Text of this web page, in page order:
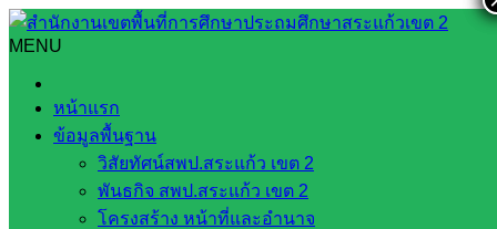
Skip
to
content
MENU
หน้าแรก
ข้อมูลพื้นฐาน
วิสัยทัศน์สพป.สระแก้ว เขต 2
พันธกิจ สพป.สระแก้ว เขต 2
โครงสร้าง หน้าที่และอำนาจ
Search
การประชุมสร้างความเข้าใจการติดตาม ประเมินผลการบริหาร
และการจัดการศึกษาขั้นพื้นฐาน ของสำนักงานคณะกรรมการ
การศึกษาขั้นพื้นฐาน ประจำปีงบประมาณ พ.ศ. 2566 ระหว่าง
วันที่ 9 – 10 กุมภาพันธ์ 2566 เวลา 08.30 – 16.30 น. ณ ห้อง
ประชุม สพฐ. 1 (อาคาร สพฐ. 4 ชั้น 2)